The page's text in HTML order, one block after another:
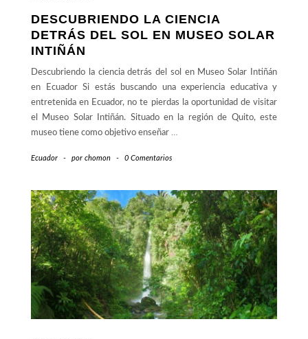
DESCUBRIENDO LA CIENCIA
DETRÁS DEL SOL EN MUSEO SOLAR
INTIÑÁN
Descubriendo la ciencia detrás del sol en Museo Solar Intiñán
en Ecuador Si estás buscando una experiencia educativa y
entretenida en Ecuador, no te pierdas la oportunidad de visitar
el Museo Solar Intiñán. Situado en la región de Quito, este
museo tiene como objetivo enseñar …
Ecuador - por chomon - 0 Comentarios